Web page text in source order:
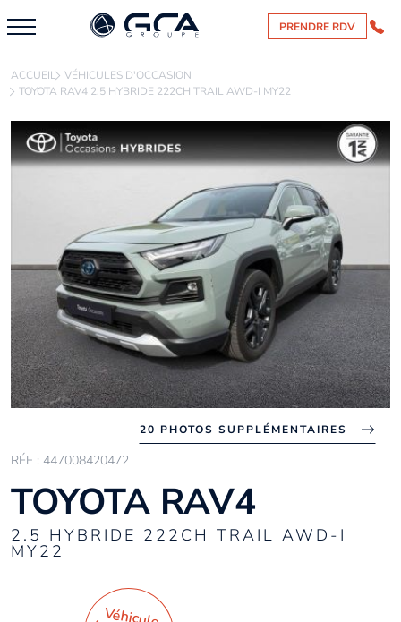
PRENDRE RDV
ACCUEIL VÉHICULES D'OCCASION
TOYOTA RAV4 2.5 HYBRIDE 222CH TRAIL AWD-I MY22
20 PHOTOS SUPPLÉMENTAIRES
RÉF : 447008420472
TOYOTA RAV4
2.5 HYBRIDE 222CH TRAIL AWD-I
MY22